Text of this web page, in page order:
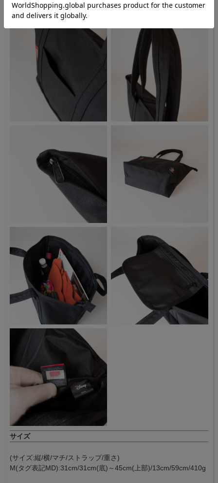
サイズ
(サイズ:縦/横/マチ/ストラップ/重さ)
M(タグ表記MD):31cm/31cm(底)～45cm(上部)/13cm/59cm/410g